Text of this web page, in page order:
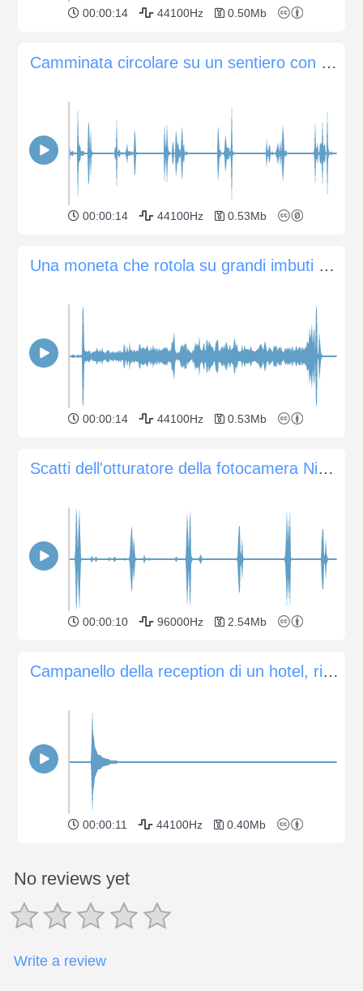
00:00:14 44100Hz 0.50Mb
Camminata circolare su un sentiero con sabbia
00:00:14 44100Hz 0.53Mb
Una moneta che rotola su grandi imbuti a spirale
00:00:14 44100Hz 0.53Mb
Scatti dell'otturatore della fotocamera Nikon D3500
00:00:10 96000Hz 2.54Mb
Campanello della reception di un hotel, ripresa 2
00:00:11 44100Hz 0.40Mb
No reviews yet
Write a review